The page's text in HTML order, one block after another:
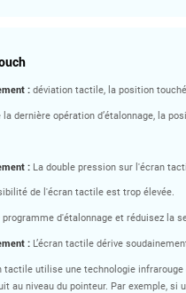
: déviation tactile, la position
dernière opération d’étalonnage, la
: La double pression sur l'écran
de l'écran tactile est trop élevée.
d'étalonnage et réduisez la
: L’écran tactile dérive
tactile utilise une technologie infrarouge
au niveau du pointeur. Par exemple,